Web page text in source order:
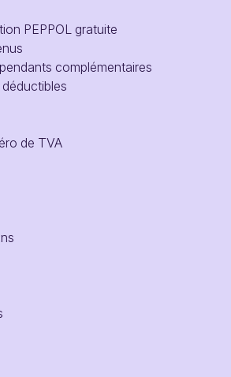
PEPPOL gratuite
complémentaires
de TVA